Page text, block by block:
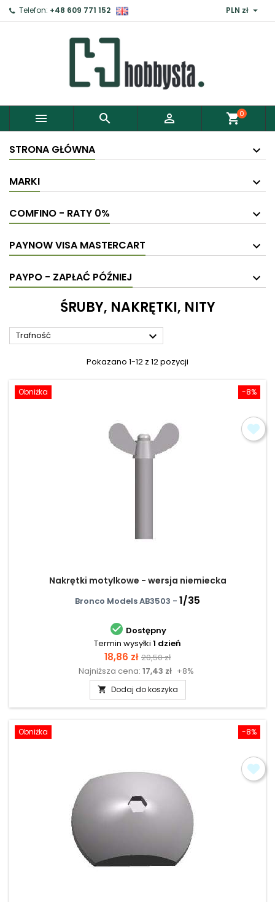
Telefon: +48 609 771 152 PLN zł 
   shopping_cart0
STRONA GŁÓWNA
MARKI
COMFINO - RATY 0%
PAYNOW VISA MASTERCART
PAYPO - ZAPŁAĆ PÓŹNIEJ
ŚRUBY, NAKRĘTKI, NITY
Trafność 
Pokazano 1-12 z 12 pozycji
-8%
Obniżka
Nakrętki motylkowe - wersja niemiecka
Bronco Models AB3503 - 1/35
 Dostępny
Termin wysyłki 1 dzień
Cena
18,86 zł Cena
podstawowa
20,50 zł
Najniższa cena: 17,43 zł +8%
 Dodaj do koszyka
-8%
Obniżka
Zaloguj ×
Aby zapisać produkty do Schowka, musisz się
Anuluj Zaloguj